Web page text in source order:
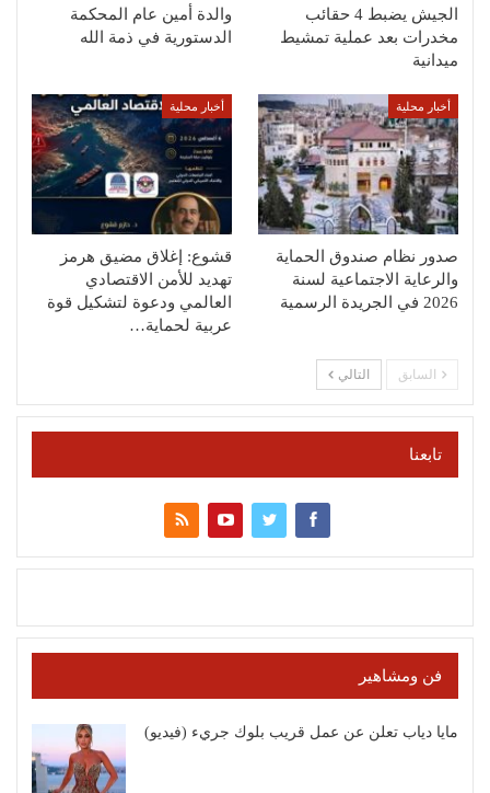
الجيش يضبط 4 حقائب
مخدرات بعد عملية تمشيط
ميدانية
والدة أمين عام المحكمة
الدستورية في ذمة الله
أخبار محلية
صدور نظام صندوق الحماية
والرعاية الاجتماعية لسنة
2026 في الجريدة الرسمية
أخبار محلية
قشوع: إغلاق مضيق هرمز
تهديد للأمن الاقتصادي
العالمي ودعوة لتشكيل قوة
عربية لحماية…
السابق التالي
تابعنا
فن ومشاهير
مايا دياب تعلن عن عمل قريب بلوك جريء (فيديو)